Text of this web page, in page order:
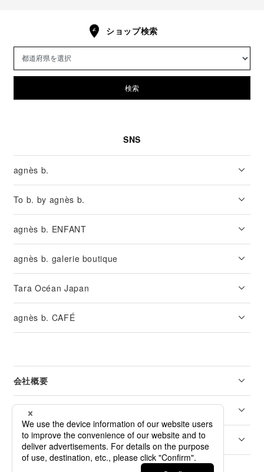
ショップ検索
検索
SNS
agnès b.
To b. by agnès b.
agnès b. ENFANT
agnès b. galerie boutique
Tara Océan Japan
agnès b. CAFÉ
会社概要
リーガル
カスタマーサービス